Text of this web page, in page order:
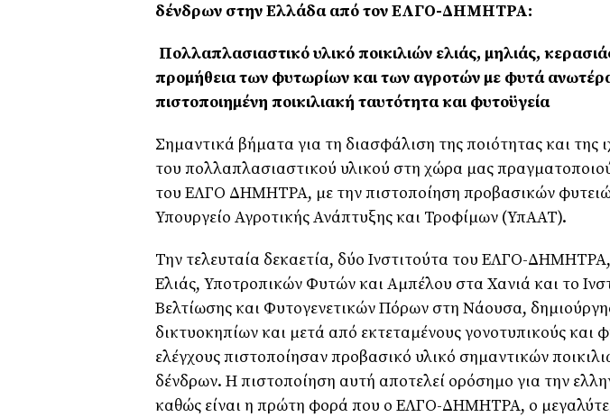
δένδρων στην Ελλάδα από τον ΕΛΓΟ-ΔΗΜΗΤΡΑ:
Πολλαπλασιαστικό υλικό ποικιλιών ελιάς, μηλιάς,
προμήθεια των φυτωρίων και των αγροτών με φυτά
πιστοποιημένη ποικιλιακή ταυτότητα και φυτοϋγεία
Σημαντικά βήματα για τη διασφάλιση της ποιότητας και της
του πολλαπλασιαστικού υλικού στη χώρα μας
του ΕΛΓΟ ΔΗΜΗΤΡΑ, με την πιστοποίηση προβασικών
Υπουργείο Αγροτικής Ανάπτυξης και Τροφίμων (ΥπΑΑΤ).
Την τελευταία δεκαετία, δύο Ινστιτούτα του ΕΛΓΟ-ΔΗΜΗΤΡΑ,
Ελιάς, Υποτροπικών Φυτών και Αμπέλου στα Χανιά και το
Βελτίωσης και Φυτογενετικών Πόρων στη Νάουσα,
δικτυοκηπίων και μετά από εκτεταμένους γονοτυπικούς και
ελέγχους πιστοποίησαν προβασικό υλικό σημαντικών
δένδρων. Η πιστοποίηση αυτή αποτελεί ορόσημο για την
καθώς είναι η πρώτη φορά που ο ΕΛΓΟ-ΔΗΜΗΤΡΑ, ο